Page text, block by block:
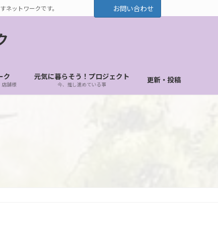
ットワークです。 お問い合わせ
ク
店舗様
元気に暮らそう！プロジェクト
今、推し進めている事 更新・投稿